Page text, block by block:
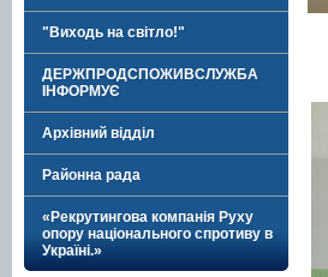
"Виходь на світло!"
ДЕРЖПРОДСПОЖИВСЛУЖБА
ІНФОРМУЄ
Архівний відділ
Районна рада
«Рекрутингова компанія Руху
опору національного спротиву в
Україні.»